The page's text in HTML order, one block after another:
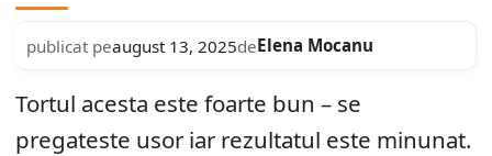
publicat peaugust 13, 2025deElena Mocanu
Tortul acesta este foarte bun – se
pregateste usor iar rezultatul este minunat.